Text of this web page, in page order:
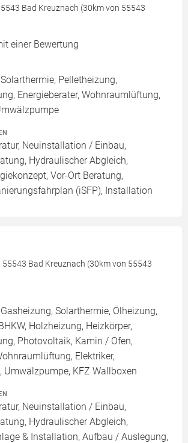
Bad Kreuznach (30km von 55543
einer Bewertung
Pelletheizung,
Energieberater, Wohnraumlüftung,
Neuinstallation / Einbau,
Hydraulischer Abgleich,
Vor-Ort Beratung,
(iSFP), Installation
55543 Bad Kreuznach (30km von 55543
Solarthermie, Ölheizung,
Holzheizung, Heizkörper,
Photovoltaik, Kamin / Ofen,
Elektriker,
Umwälzpumpe, KFZ Wallboxen
Neuinstallation / Einbau,
Hydraulischer Abgleich,
& Installation, Aufbau / Auslegung,